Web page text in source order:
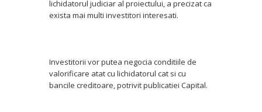
lichidatorul judiciar al proiectului, a precizat ca
exista mai multi investitori interesati.
Investitorii vor putea negocia conditiile de
valorificare atat cu lichidatorul cat si cu
bancile creditoare, potrivit publicatiei Capital.